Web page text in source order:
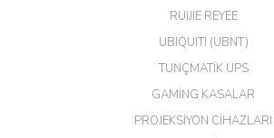
Her şey için teşekkür ederim çok
RUIJIE REYEE
UBIQUITI (UBNT)
TUNÇMATİK UPS
GAMİNG KASALAR
PROJEKSİYON CİHAZLARI